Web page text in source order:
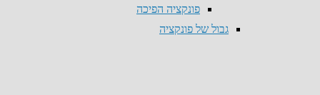
פונקציה הפיכה
גבול של פונקציה